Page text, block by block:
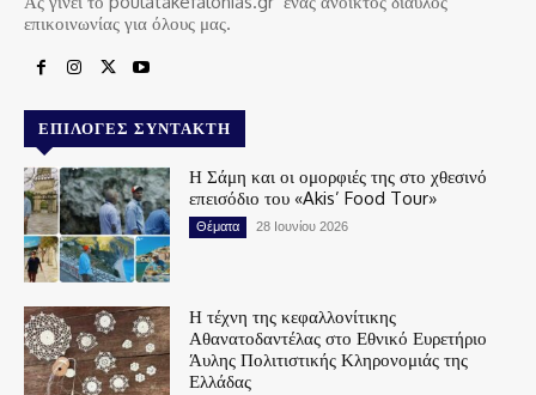
επικοινωνίας για όλους μας.
ΕΠΙΛΟΓΈΣ ΣΥΝΤΆΚΤΗ
Η Σάμη και οι ομορφιές της στο χθεσινό
επεισόδιο του «Akis’ Food Tour»
Θέματα 28 Ιουνίου 2026
Η τέχνη της κεφαλλονίτικης
Αθανατοδαντέλας στο Εθνικό Ευρετήριο
Άυλης Πολιτιστικής Κληρονομιάς της
Ελλάδας